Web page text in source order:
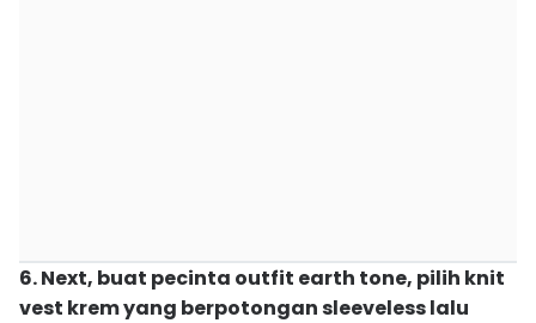
6. Next, buat pecinta outfit earth tone, pilih knit
vest krem yang berpotongan sleeveless lalu